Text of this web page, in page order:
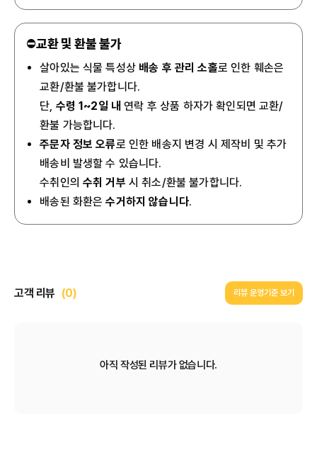
⛔교환 및 환불 불가
살아있는 식물 특성상 배송 후 관리 소홀로 인한 훼손은
교환/환불 불가합니다.
단, 수령 1~2일 내 연락 후 상품 하자가 확인되면 교환/
환불 가능합니다.
주문자 정보 오류로 인한 배송지 변경 시 제작비 및 추가
배송비 발생할 수 있습니다.
수취인의 수취 거부 시 취소/환불 불가합니다.
배송된 화환은수거하지 않습니다.
고객 리뷰 (0) 리뷰 운영기준 보기
아직 작성된 리뷰가 없습니다.